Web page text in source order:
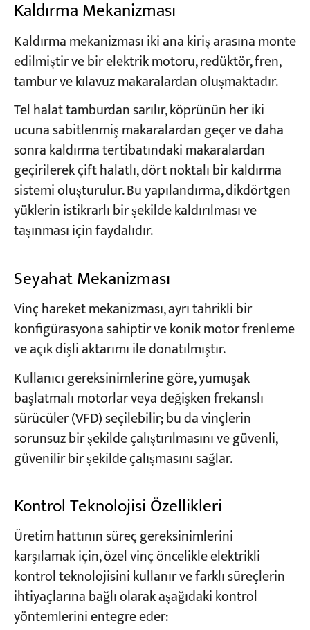
Kaldırma Mekanizması
Kaldırma mekanizması iki ana kiriş arasına monte
edilmiştir ve bir elektrik motoru, redüktör, fren,
tambur ve kılavuz makaralardan oluşmaktadır.
Tel halat tamburdan sarılır, köprünün her iki
ucuna sabitlenmiş makaralardan geçer ve daha
sonra kaldırma tertibatındaki makaralardan
geçirilerek çift halatlı, dört noktalı bir kaldırma
sistemi oluşturulur. Bu yapılandırma, dikdörtgen
yüklerin istikrarlı bir şekilde kaldırılması ve
taşınması için faydalıdır.
Seyahat Mekanizması
Vinç hareket mekanizması, ayrı tahrikli bir
konfigürasyona sahiptir ve konik motor frenleme
ve açık dişli aktarımı ile donatılmıştır.
Kullanıcı gereksinimlerine göre, yumuşak
başlatmalı motorlar veya değişken frekanslı
sürücüler (VFD) seçilebilir; bu da vinçlerin
sorunsuz bir şekilde çalıştırılmasını ve güvenli,
güvenilir bir şekilde çalışmasını sağlar.
Kontrol Teknolojisi Özellikleri
Üretim hattının süreç gereksinimlerini
karşılamak için, özel vinç öncelikle elektrikli
kontrol teknolojisini kullanır ve farklı süreçlerin
ihtiyaçlarına bağlı olarak aşağıdaki kontrol
yöntemlerini entegre eder: